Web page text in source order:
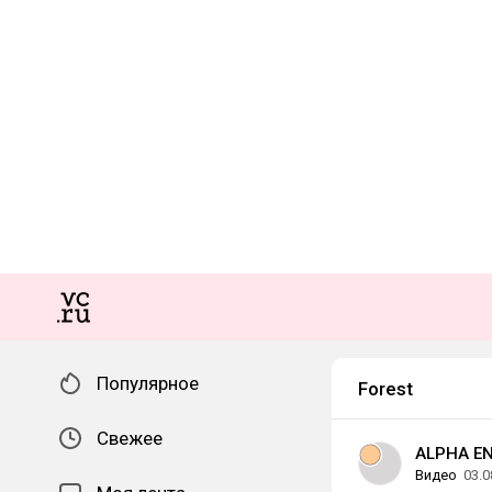
Популярное
Свежее
Forest
ALPHA
Видео